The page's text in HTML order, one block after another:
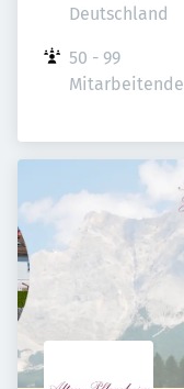
Deutschland
50 - 99
Mitarbeitende